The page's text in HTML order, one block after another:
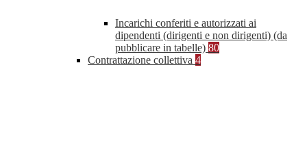
Incarichi conferiti e autorizzati ai
dipendenti (dirigenti e non dirigenti) (da
pubblicare in tabelle) 80
Contrattazione collettiva 4